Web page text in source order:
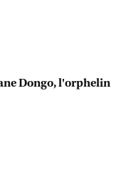
Dongo, l'orphelin